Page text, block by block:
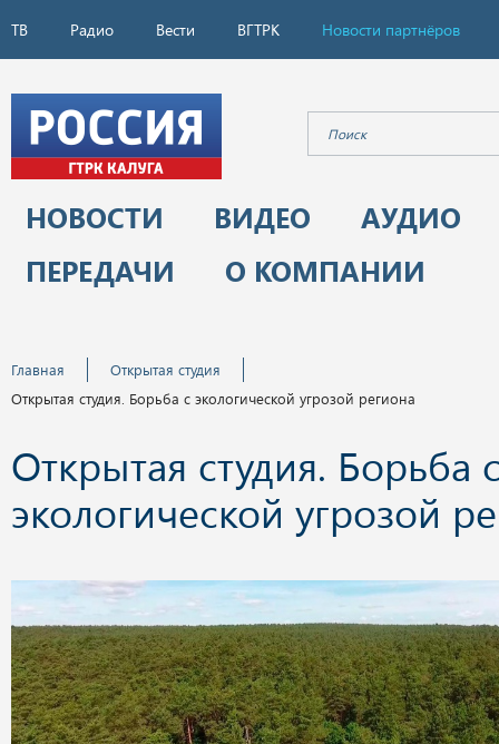
ТВ Радио Вести ВГТРК Новости партнёров
НОВОСТИ ВИДЕО
АУДИО
ПЕРЕДАЧИ
О КОМПАНИИ
Главная
Открытая студия
Открытая студия. Борьба с экологической угрозой региона
Открытая студия. Борьба
экологической угрозой